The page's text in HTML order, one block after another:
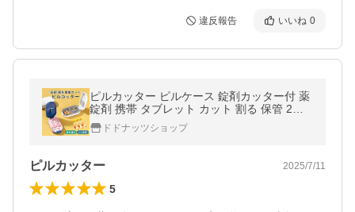
違反報告 いいね 0
ピルカッター ピルケース 錠剤カッター付 薬
錠剤 携帯 タブレット カット 割る 保管 2分
割 4分割 簡単カット 便利 コンパクト 持ち運
び ドドナッツショップ
ピルカッター 2025/7/11
5